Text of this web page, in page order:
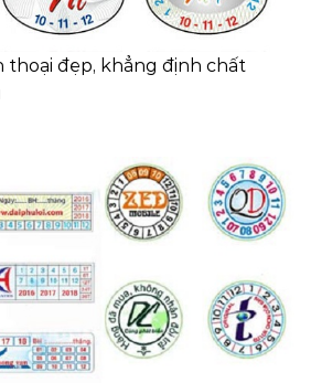
thoại đẹp, khẳng định chất